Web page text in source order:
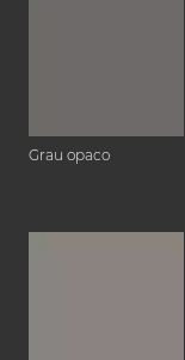
Grau opaco